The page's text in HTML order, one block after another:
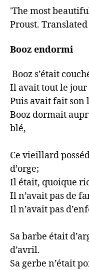
'The most
Proust.
Booz endormi
Il avait tout le
Puis avait fait son
Booz dormait
blé,
Ce vieillard
d’orge;
Il était, quoique
Il n’avait pas de
Il n’avait pas
Sa barbe était
d’avril.
Sa gerbe n’était